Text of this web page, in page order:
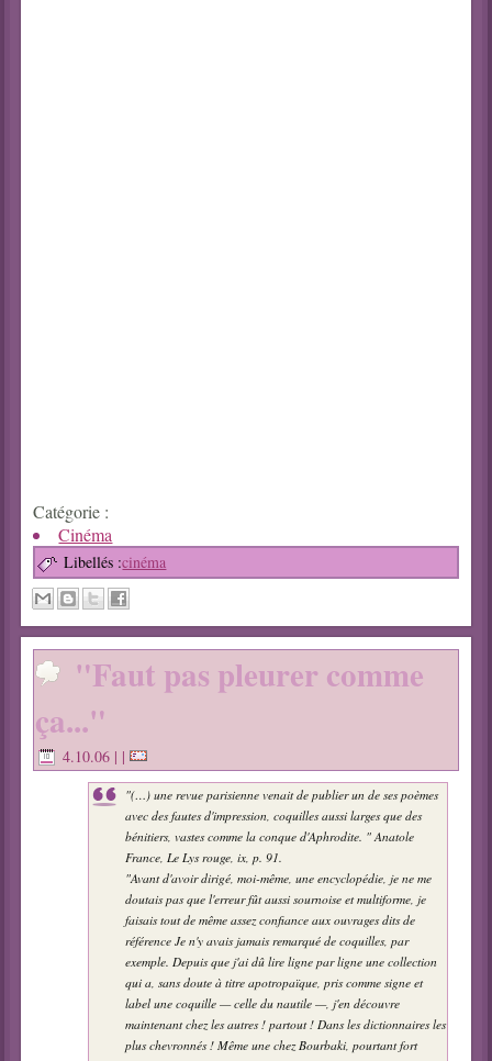
Catégorie :
Cinéma
Libellés :cinéma
"Faut pas pleurer comme
ça..."
4.10.06 | |
"(…) une revue parisienne venait de publier un de ses poèmes
avec des fautes d'impression, coquilles aussi larges que des
bénitiers, vastes comme la conque d'Aphrodite. " Anatole
France,Le Lys rouge, ix, p. 91.
"Avant d'avoir dirigé, moi-même, une encyclopédie, je ne me
doutais pas que l'erreur fût aussi sournoise et multiforme, je
faisais tout de même assez confiance aux ouvrages ditsde
référenceJe n'y avais jamais remarqué de coquilles, par
exemple. Depuis que j'ai dû lire ligne par ligne une collection
qui a, sans doute à titre apotropaïque, pris comme signe et
label une coquille — celle du nautile —, j'en découvre
maintenant chez les autres ! partout ! Dans les dictionnaires les
plus chevronnés ! Même une chez Bourbaki, pourtant fort